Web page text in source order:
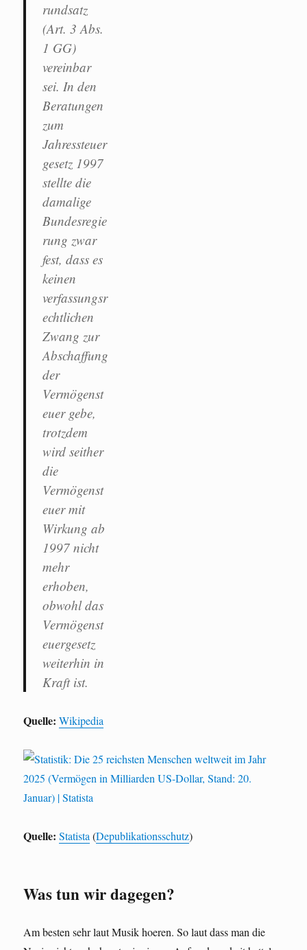
rundsatz
(Art. 3 Abs.
1 GG)
vereinbar
sei. In den
Beratungen
zum
Jahressteuer
gesetz 1997
stellte die
damalige
Bundesregie
rung zwar
fest, dass es
keinen
verfassungsr
echtlichen
Zwang zur
Abschaffung
der
Vermögenst
euer gebe,
trotzdem
wird seither
die
Vermögenst
euer mit
Wirkung ab
1997 nicht
mehr
erhoben,
obwohl das
Vermögenst
euergesetz
weiterhin in
Kraft ist.
Quelle: Wikipedia
Quelle: Statista(Depublikationsschutz)
Was tun wir dagegen?
Am besten sehr laut Musik hoeren. So laut dass man die